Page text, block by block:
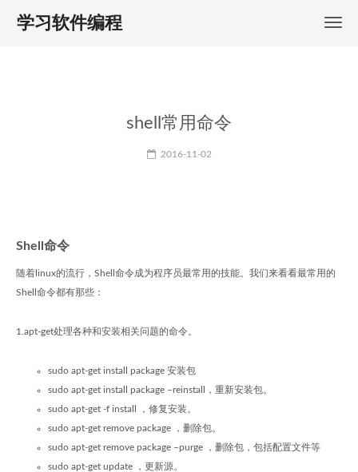
学习软件编程
shell常用命令
2016-11-02
Shell命令
随着linux的流行，Shell命令成为程序员最常用的技能。我们来看看最常用的
Shell命令都有那些：
1.apt-get处理各种和安装相关问题的命令。
sudo apt-get install package 安装包
sudo apt-get install package –reinstall，重新安装包。
sudo apt-get -f install ，修复安装。
sudo apt-get remove package ，删除包。
sudo apt-get remove package –purge ，删除包，包括配置文件等
sudo apt-get update ，更新源。